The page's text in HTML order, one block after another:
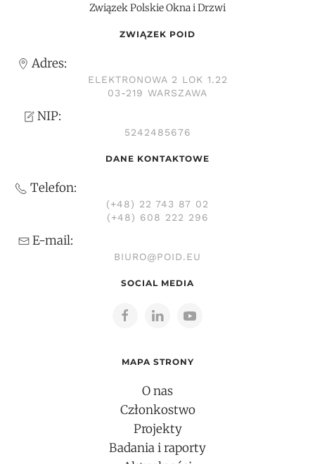
Związek Polskie Okna i Drzwi
ZWIĄZEK POID
Adres:
ELEKTRONOWA 2 LOK 1.22
03-219 WARSZAWA
NIP:
5242485676
DANE KONTAKTOWE
Telefon:
(+48) 22 743 87 02
(+48) 608 222 296
E-mail:
BIURO@POID.EU
SOCIAL MEDIA
MAPA STRONY
O nas
Członkostwo
Projekty
Badania i raporty